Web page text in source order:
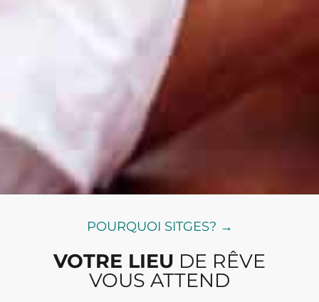
POURQUOI SITGES? →
VOTRE LIEU DE RÊVE
VOUS ATTEND